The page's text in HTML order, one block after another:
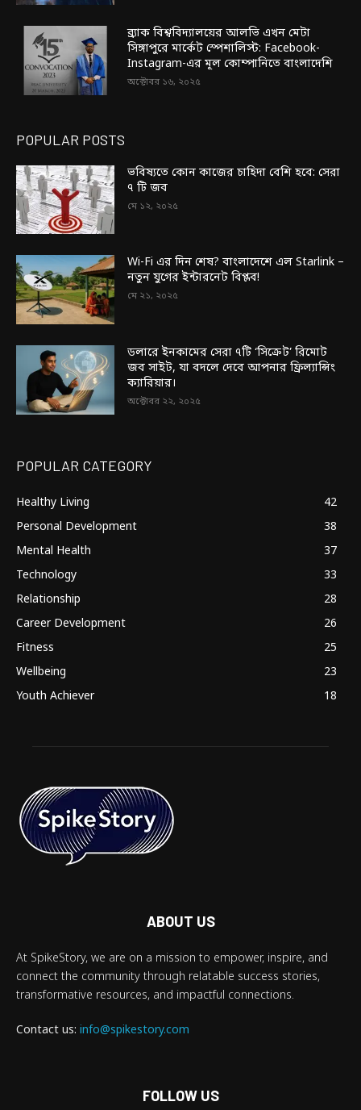
ব্র্যাক বিশ্ববিদ্যালয়ের আলভি এখন মেটা
সিঙ্গাপুরে মার্কেট স্পেশালিস্ট: Facebook-
Instagram-এর মূল কোম্পানিতে বাংলাদেশি
অক্টোবর ১৬, ২০২৫
POPULAR POSTS
ভবিষ্যতে কোন কাজের চাহিদা বেশি হবে: সেরা
৭ টি জব
মে ১২, ২০২৫
Wi-Fi এর দিন শেষ? বাংলাদেশে এল Starlink –
নতুন যুগের ইন্টারনেট বিপ্লব!
মে ২১, ২০২৫
ডলারে ইনকামের সেরা ৭টি ‘সিক্রেট’ রিমোট
জব সাইট, যা বদলে দেবে আপনার ফ্রিল্যান্সিং
ক্যারিয়ার।
অক্টোবর ২২, ২০২৫
POPULAR CATEGORY
Healthy Living
42
Personal Development
38
Mental Health
37
Technology
33
Relationship
28
Career Development
26
Fitness
25
Wellbeing
23
Youth Achiever
18
ABOUT US
At SpikeStory, we are on a mission to empower, inspire, and
connect the community through relatable success stories,
transformative resources, and impactful connections.
Contact us: info@spikestory.com
FOLLOW US